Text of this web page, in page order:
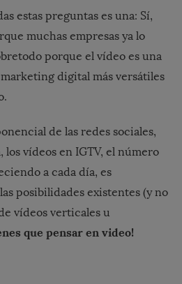
estas preguntas es una: Sí,
muchas empresas ya lo
porque el vídeo es una
digital más versátiles
de las redes sociales,
los vídeos en IGTV, el número
a cada día, es
posibilidades existentes (y no
vídeos verticales u
que pensar en video!